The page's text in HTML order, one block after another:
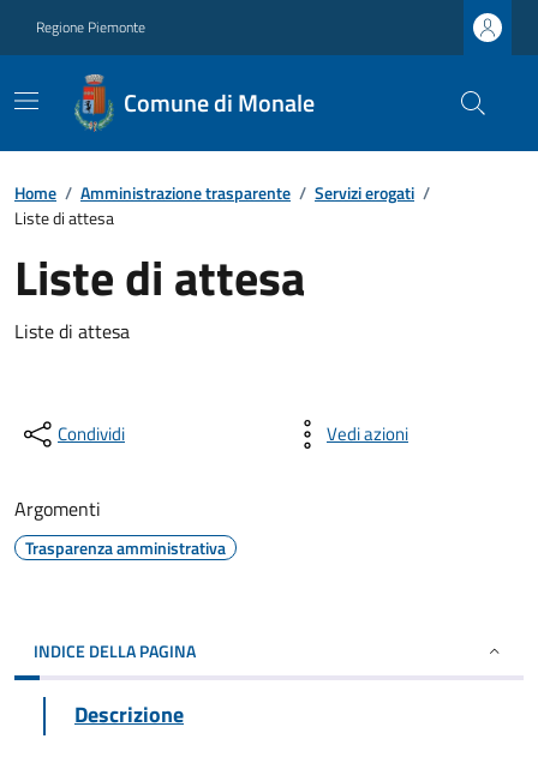
Regione Piemonte
Comune di Monale
Home / Amministrazione trasparente / Servizi erogati /
Liste di attesa
Liste di attesa
Liste di attesa
Condividi Vedi azioni
Argomenti
Trasparenza amministrativa
INDICE DELLA PAGINA
Descrizione